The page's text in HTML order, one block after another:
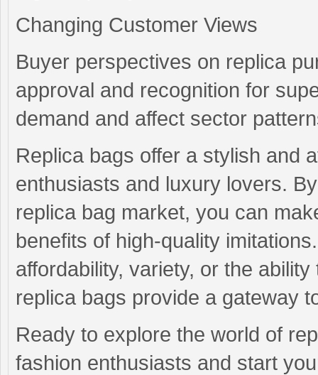
Changing Customer Views
Buyer perspectives on replica
approval and recognition for
demand and affect sector
Replica bags offer a stylish and
enthusiasts and luxury lovers.
replica bag market, you can
benefits of high-quality
affordability, variety, or the
replica bags provide a gateway
Ready to explore the world of
fashion enthusiasts and start